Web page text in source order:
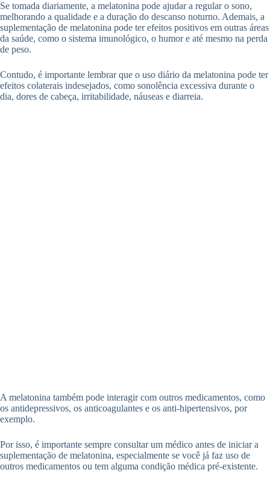
Se tomada diariamente, a melatonina pode ajudar a regular o sono,
melhorando a qualidade e a duração do descanso noturno. Ademais, a
suplementação de melatonina pode ter efeitos positivos em outras áreas
da saúde, como o sistema imunológico, o humor e até mesmo na perda
de peso.
Contudo, é importante lembrar que o uso diário da melatonina pode ter
efeitos colaterais indesejados, como sonolência excessiva durante o
dia, dores de cabeça, irritabilidade, náuseas e diarreia.
A melatonina também pode interagir com outros medicamentos, como
os antidepressivos, os anticoagulantes e os anti-hipertensivos, por
exemplo.
Por isso, é importante sempre consultar um médico antes de iniciar a
suplementação de melatonina, especialmente se você já faz uso de
outros medicamentos ou tem alguma condição médica pré-existente.